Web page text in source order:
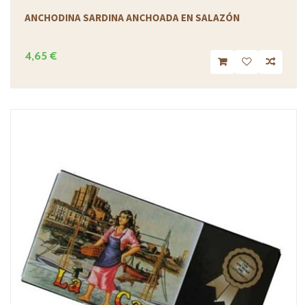
ANCHODINA SARDINA ANCHOADA EN SALAZÓN
4,65 €